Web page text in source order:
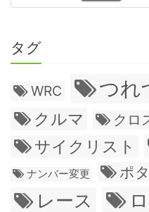
タグ
WRC つれ
クルマ クロ
サイクリスト
ナンバー変更 ポ
レース